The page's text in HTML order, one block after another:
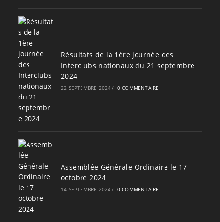
Résultats de la 1ère journée des
Interclubs nationaux du 21 septembre
2024
22 SEPTEMBRE 2024 / 0 COMMENTAIRE
Assemblée Générale Ordinaire le 17
octobre 2024
14 SEPTEMBRE 2024 / 0 COMMENTAIRE